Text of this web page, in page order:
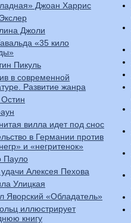
Джоан Харрис
Джоли
«35 кило
Пикуль
в современной
Развитие жанра
вилла идет под снос
в Германии против
и «негритенок»
Пауло
Алексея Пехова
Улицкая
Яворский «Обладатель»
иллюстрирует
книгу